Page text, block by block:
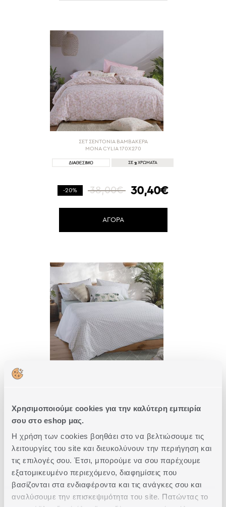
Χρησιμοποιούμε cookies για την καλύτερη εμπειρία
σου στο eshop μας.
Η χρήση των cookies βοηθάει στο να βελτιώσουμε τις
λειτουργίες του site και διευκολύνουν την περιήγηση και
τις επιλογές σου. Έτσι, μπορούμε να σου παρέχουμε
εξατομικευμένο περιεχόμενο, διαφημίσεις που
βασίζονται στα ενδιαφέροντα και τις ανάγκες σου και
αναλύσουμε την επισκεψιμότητα του site. Πατώντας το
ΣΕΤ ΣΕΝΤΟΝΙΑ ΒΑΜΒΑΚΕΡΑ
ΜΟΝΑ CYLIA 170X270
ΣΕ 2 ΧΡΩΜΑΤΑ
-20% 38,00€ 30,40€
ΑΓΟΡΑ
-20%
ΑΓΟΡΑ